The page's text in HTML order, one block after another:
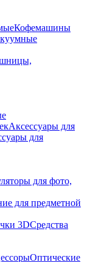
Кофемашины
Аксессуары для
для
для фото,
для предметной
3DСредства
Оптические